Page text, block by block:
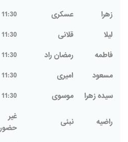
زهرا
عسکری
11:30
لیلا
قلانی
11:30
فاطمه
رمضان راد
11:30
مسعود
امیری
11:30
سیده زهرا
موسوی 11:30
راضیه نبئی
غیر